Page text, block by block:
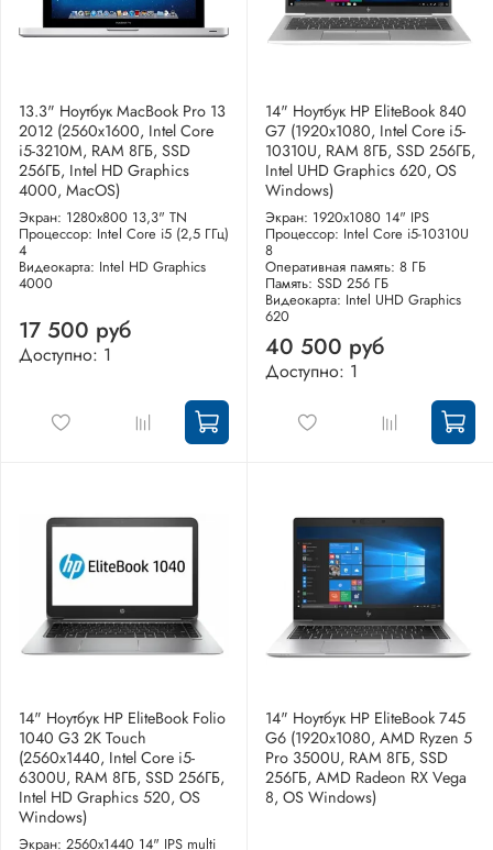
13.3" Ноутбук MacBook Pro 13
2012 (2560x1600, Intel Core
i5-3210M, RAM 8ГБ, SSD
256ГБ, Intel HD Graphics
4000, MacOS)
Экран: 1280x800 13,3" TN
Процессор: Intel Core i5 (2,5 ГГц)
4
Видеокарта: Intel HD Graphics
4000
17 500 руб
Доступно: 1
14" Ноутбук HP EliteBook 840
G7 (1920x1080, Intel Core i5-
10310U, RAM 8ГБ, SSD 256ГБ,
Intel UHD Graphics 620, OS
Windows)
Экран: 1920x1080 14" IPS
Процессор: Intel Core i5-10310U
8
Оперативная память: 8 ГБ
Память: SSD 256 ГБ
Видеокарта: Intel UHD Graphics
620
40 500 руб
Доступно: 1
14" Ноутбук HP EliteBook Folio
1040 G3 2K Touch
(2560x1440, Intel Core i5-
6300U, RAM 8ГБ, SSD 256ГБ,
Intel HD Graphics 520, OS
Windows)
Экран: 2560x1440 14" IPS multi
14" Ноутбук HP EliteBook 745
G6 (1920x1080, AMD Ryzen 5
Pro 3500U, RAM 8ГБ, SSD
256ГБ, AMD Radeon RX Vega
8, OS Windows)